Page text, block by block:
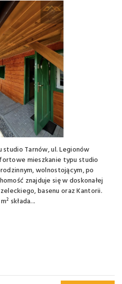
Tarnów, ul. Legionów
mieszkanie typu studio
wolnostojącym, po
znajduje się w doskonałej
basenu oraz Kantorii.
składa...